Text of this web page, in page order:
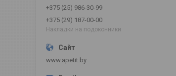
+375 (25) 986-30-99
+375 (29) 187-00-00
Накладки на подоконники
www.apetit.by